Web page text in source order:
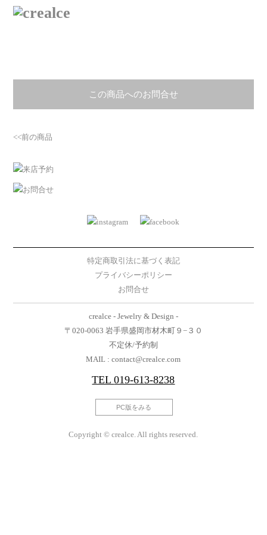
この商品へのお問合せ
<<前の商品
特定商取引法に基づく表記
プライバシーポリシー
お問合せ
crealce - Jewelry & Design -
〒020-0063 岩手県盛岡市材木町９−３０
不定休/予約制
MAIL : contact@crealce.com
TEL019-613-8238
PC版をみる
Copyright © crealce. All rights reserved.